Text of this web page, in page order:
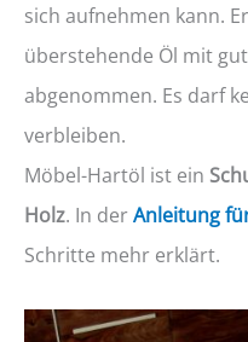
sich aufnehmen kann.
überstehende Öl mit
abgenommen. Es darf
verbleiben.
Möbel-Hartöl ist ein
Holz. In derAnleitung
Schritte mehr erklärt.